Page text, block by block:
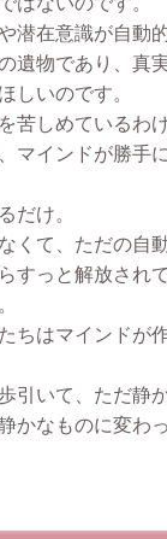
潜在意識が自動
遺物であり、真
しいのです。
苦しめているわ
マインドが勝手
だけ。
くて、ただの自
すっと解放され
ちはマインドが
引いて、ただ静
かなものに変わ